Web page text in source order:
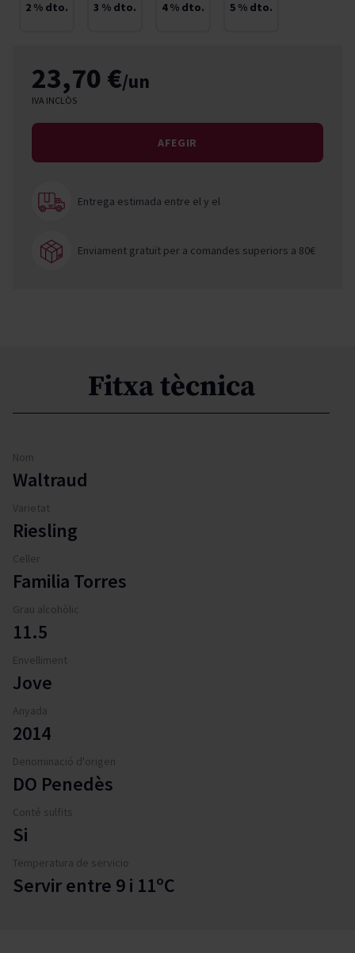
2 % dto. 3 % dto. 4% dto. 5 % dto.
23,70 €/un
IVA INCLÒS
AFEGIR
Entrega estimada entre ely el
Enviament gratuït per a comandes superiors a 80€
Fitxa tècnica
Nom
Waltraud
Varietat
Riesling
Celler
Familia Torres
Grau alcohòlic
11.5
Envelliment
Jove
Anyada
2014
Denominació d'origen
DO Penedès
Conté sulfits
Si
Temperatura de servicio
Servir entre 9 i 11ºC